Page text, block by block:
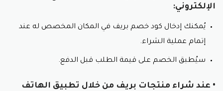
سهولة الاستخدام:
الإلكتروني:
يُمكنك إدخال كود خصم بريف في المكان المخصص له عند
إتمام عملية الشراء.
سيُطبق الخصم على قيمة الطلب قبل الدفع.
• عند شراء منتجات بريف من خلال تطبيق الهاتف